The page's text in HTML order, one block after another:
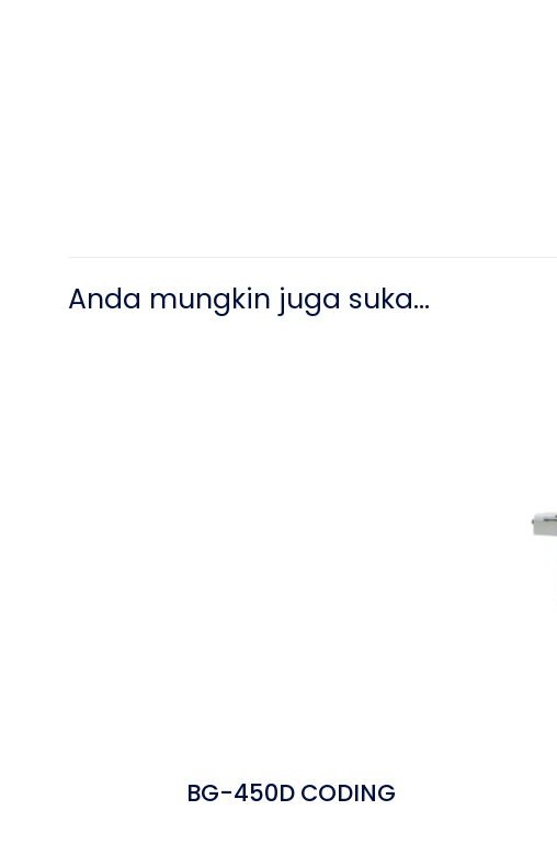
Anda mungkin juga suka…
BG-450D CODING